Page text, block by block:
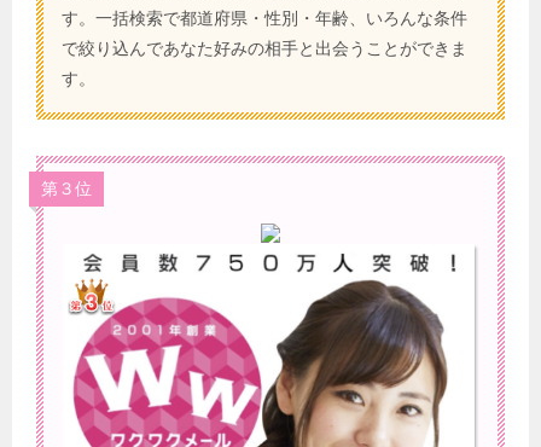
す。一括検索で都道府県・性別・年齢、いろんな条件
で絞り込んであなた好みの相手と出会うことができま
す。
第３位